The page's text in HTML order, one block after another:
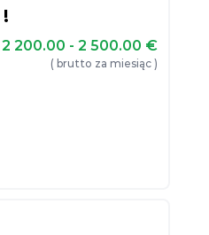
2 200.00 - 2 500.00 €
( brutto za miesiąc )